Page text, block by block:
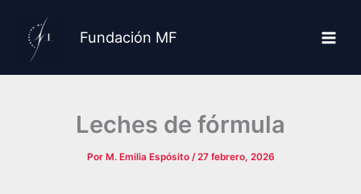
contenido
Fundación MF
Leches de fórmula
Por M. Emilia Espósito /27 febrero, 2026